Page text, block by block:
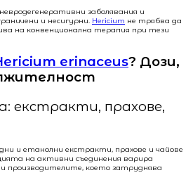
заболявания и
и несигурни. Hericium не трябва да
на конвенционална терапия при тези
erinaceus? Дози,
екстракти, прахове,
и етанолни екстракти, прахове и чайове
на активни съединения варира
производителите, което затруднява